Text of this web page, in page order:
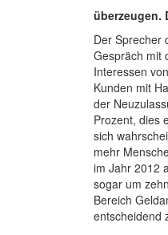
überzeugen.
Der Sprecher
Gespräch mit
Interessen
Kunden mit
der
Prozent, dies
sich
mehr
im Jahr 2012
sogar um
Bereich
entscheidend